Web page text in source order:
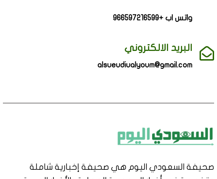
واتس اب +966597216599
البريد الالكتروني
alsueudiualyoum@gmail.com
صحيفة السعودي اليوم هي صحيفة إخبارية شاملة